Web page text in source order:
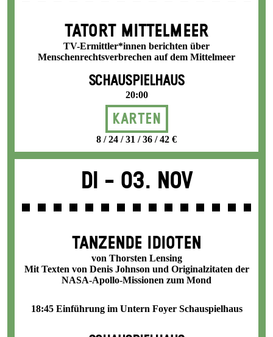
TATORT MITTELMEER
TV-Ermittler*innen berichten über
Menschenrechtsverbrechen auf dem Mittelmeer
SCHAUSPIELHAUS
20:00
Karten
8 / 24 / 31 / 36 / 42 €
Di - 03. Nov
TANZENDE IDIOTEN
von Thorsten Lensing
Mit Texten von Denis Johnson und Originalzitaten der
NASA-Apollo-Missionen zum Mond
18:45 Einführung im Untern Foyer Schauspielhaus